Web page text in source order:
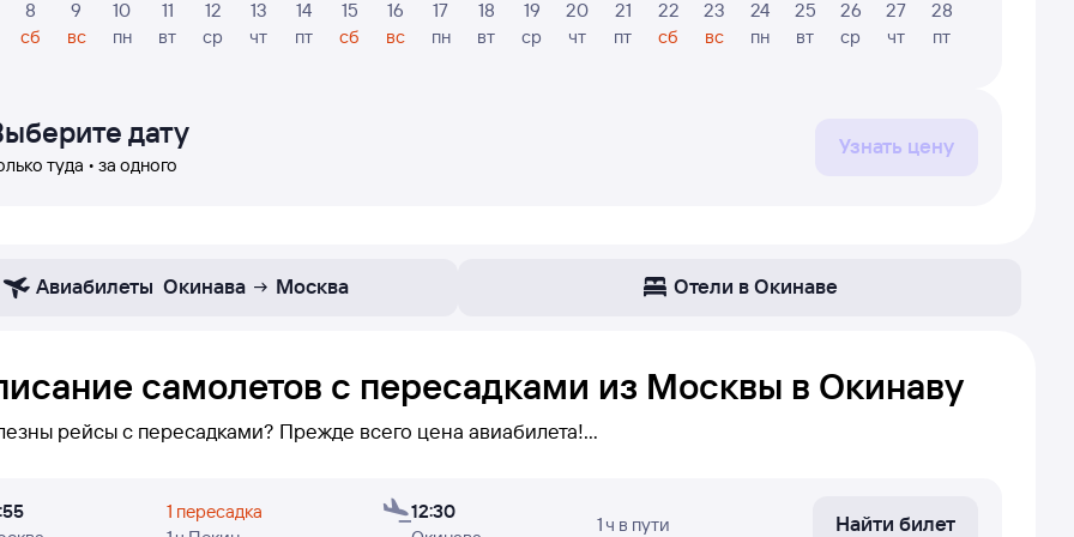
8
сб
9
вс
10
пн
11
вт
12
ср
13
чт
14
пт
15
сб
16
вс
17
пн
18
вт
19
ср
20
чт
21
пт
22
сб
23
вс
24
пн
25
вт
26
ср
27
чт
28
пт
дату
туда • за одного
Узнать цену
Авиабилеты Окинава Москва Отели в Окинаве
самолетов с пересадками из Москвы в Окинаву
рейсы с пересадками? Прежде всего цена авиабилета!
Москва — Окинава не оказалось, или вам необходимо совершить пересадку в конкретном
1 пересадка
12:30
1 ч в пути Найти билет